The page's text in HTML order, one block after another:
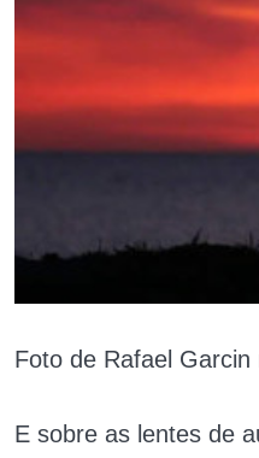
Foto de Rafael Garcin
E sobre as lentes de